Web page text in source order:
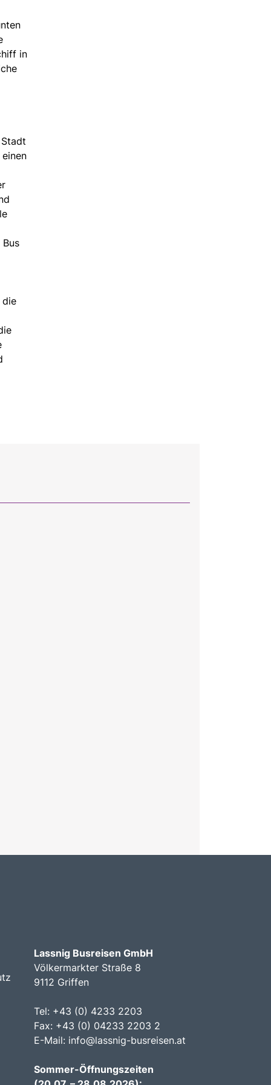
in
die
Lassnig Busreisen GmbH
Völkermarkter Straße 8
9112 Griffen
Tel: +43 (0) 4233 2203
Fax: +43 (0) 04233 2203 2
E-Mail: info@lassnig-busreisen.at
Sommer-Öffnungszeiten